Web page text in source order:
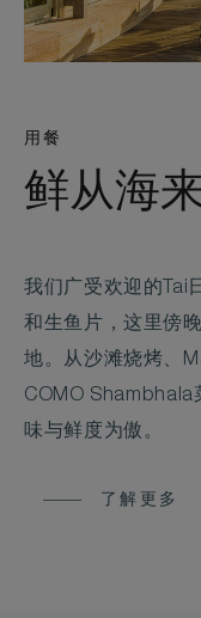
用餐
鲜从海
我们广受欢迎的Tai
和生鱼片，这里傍
地。从沙滩烧烤、
COMO Shambhala
味与鲜度为傲。
了解更多